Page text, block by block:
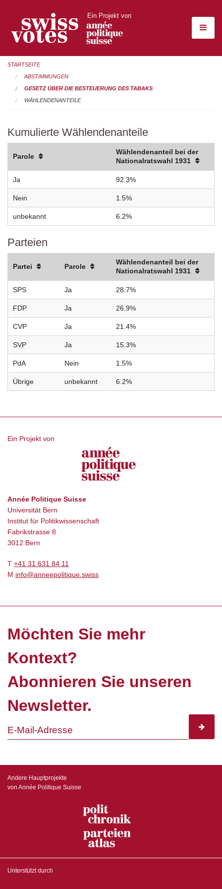
Ein Projekt von
STARTSEITE
ABSTIMMUNGEN
GESETZ ÜBER DIE BESTEUERUNG DES TABAKS
WÄHLENDENANTEILE
Kumulierte Wählendenanteile
Parole
Wählendenanteil bei der
Nationalratswahl 1931
Ja 92.3%
Nein 1.5%
unbekannt 6.2%
Parteien
Partei Parole
Wählendenanteil bei der
Nationalratswahl 1931
SPS Ja 28.7%
FDP Ja 26.9%
CVP Ja 21.4%
SVP Ja 15.3%
PdA Nein 1.5%
Übrige unbekannt 6.2%
Ein Projekt von
Année Politique Suisse
Universität Bern
Institut für Politikwissenschaft
Fabrikstrasse 8
3012 Bern
T +41 31 631 84 11
M info@anneepolitique.swiss
Möchten Sie mehr
Kontext?
Abonnieren Sie unseren
Newsletter.
Andere Hauptprojekte
von Année Politique Suisse
Unterstützt durch